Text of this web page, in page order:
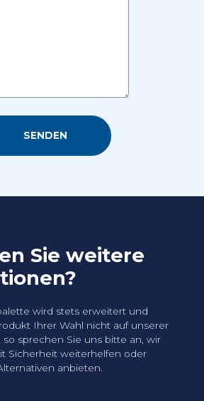
Sie weitere
wird stets erweitert und
Ihrer Wahl nicht auf unserer
sprechen Sie uns bitte an, wir
Sicherheit weiterhelfen oder
anbieten.